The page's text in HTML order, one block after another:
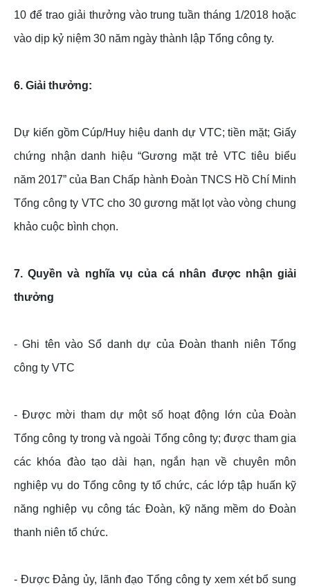
10 để trao giải thưởng vào trung tuần tháng 1/2018 hoặc
vào dịp kỷ niệm 30 năm ngày thành lập Tổng công ty.
6. Giải thưởng:
Dự kiến gồm Cúp/Huy hiệu danh dự VTC; tiền mặt; Giấy
chứng nhận danh hiệu “Gương mặt trẻ VTC tiêu biểu
năm 2017” của Ban Chấp hành Đoàn TNCS Hồ Chí Minh
Tổng công ty VTC cho 30 gương mặt lọt vào vòng chung
khảo cuộc bình chọn.
7. Quyền và nghĩa vụ của cá nhân được nhận giải
thưởng
- Ghi tên vào Sổ danh dự của Đoàn thanh niên Tổng
công ty VTC
- Được mời tham dự một số hoạt động lớn của Đoàn
Tổng công ty trong và ngoài Tổng công ty; được tham gia
các khóa đào tạo dài hạn, ngắn hạn về chuyên môn
nghiệp vụ do Tổng công ty tổ chức, các lớp tập huấn kỹ
năng nghiệp vụ công tác Đoàn, kỹ năng mềm do Đoàn
thanh niên tổ chức.
- Được Đảng ủy, lãnh đạo Tổng công ty xem xét bổ sung